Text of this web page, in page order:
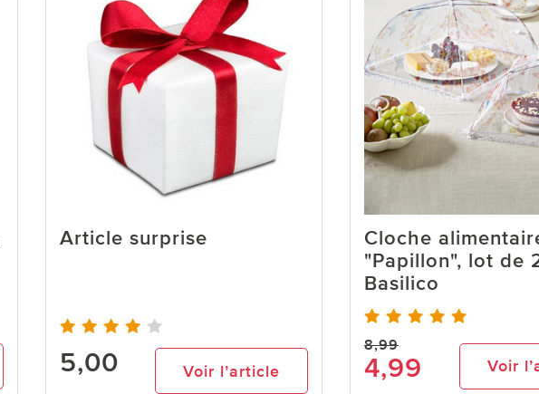
Article surprise
5,00 Voir l’article
Cloche
"Papillon", lot de
Basilico
8,99
4,99 Voir